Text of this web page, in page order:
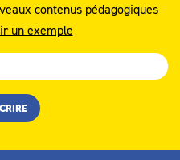
contenus pédagogiques
un exemple